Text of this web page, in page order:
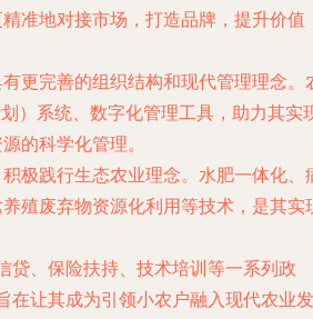
准地对接市场，打造品牌，提升价值
有更完善的组织结构和现代管理理念。
）系统、数字化管理工具，助力其实
的科学化管理。
积极践行生态农业理念。水肥一体化、
殖废弃物资源化利用等技术，是其实
贷、保险扶持、技术培训等一系列政
在让其成为引领小农户融入现代农业发